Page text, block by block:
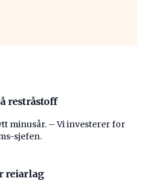
restråstoff
minusår. – Vi investerer for
sjefen.
reiarlag